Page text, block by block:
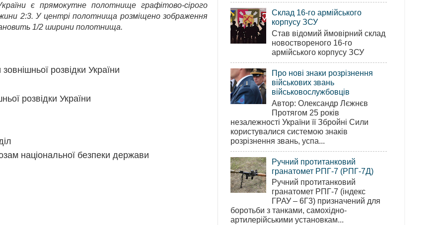
є прямокутне полотнище графітово-сірого
2:3. У центрі полотнища розміщено зображення
1/2 ширини полотнища.
розвідки України
розвідки України
національної безпеки держави
Склад 16-го армійського
корпусу ЗСУ
Став відомий ймовірний склад
новоствореного 16-го
армійського корпусу ЗСУ
Про нові знаки розрізнення
військових звань
військовослужбовців
Автор: Олександр Лєжнєв
Протягом 25 років
незалежності України її Збройні Сили
користувалися системою знаків
розрізнення звань, успа...
Ручний протитанковий
гранатомет РПГ-7 (РПГ-7Д)
Ручний протитанковий
гранатомет РПГ-7 (індекс
ГРАУ – 6Г3) призначений для
боротьби з танками, самохідно-
артилерійськими установкам...